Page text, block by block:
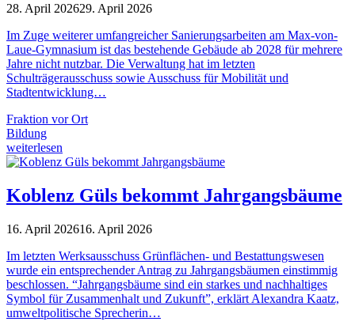
28. April 202629. April 2026
Im Zuge weiterer umfangreicher Sanierungsarbeiten am Max-von-
Laue-Gymnasium ist das bestehende Gebäude ab 2028 für mehrere
Jahre nicht nutzbar. Die Verwaltung hat im letzten
Schulträgerausschuss sowie Ausschuss für Mobilität und
Stadtentwicklung…
Fraktion vor Ort
Bildung
weiterlesen
Koblenz Güls bekommt Jahrgangsbäume
16. April 202616. April 2026
Im letzten Werksausschuss Grünflächen- und Bestattungswesen
wurde ein entsprechender Antrag zu Jahrgangsbäumen einstimmig
beschlossen. “Jahrgangsbäume sind ein starkes und nachhaltiges
Symbol für Zusammenhalt und Zukunft”, erklärt Alexandra Kaatz,
umweltpolitische Sprecherin…